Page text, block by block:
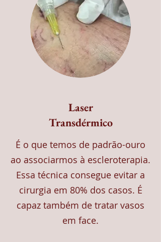
Laser
Transdérmico
É o que temos de padrão-ouro
ao associarmos à escleroterapia.
Essa técnica consegue evitar a
cirurgia em 80% dos casos. É
capaz também de tratar vasos
em face.